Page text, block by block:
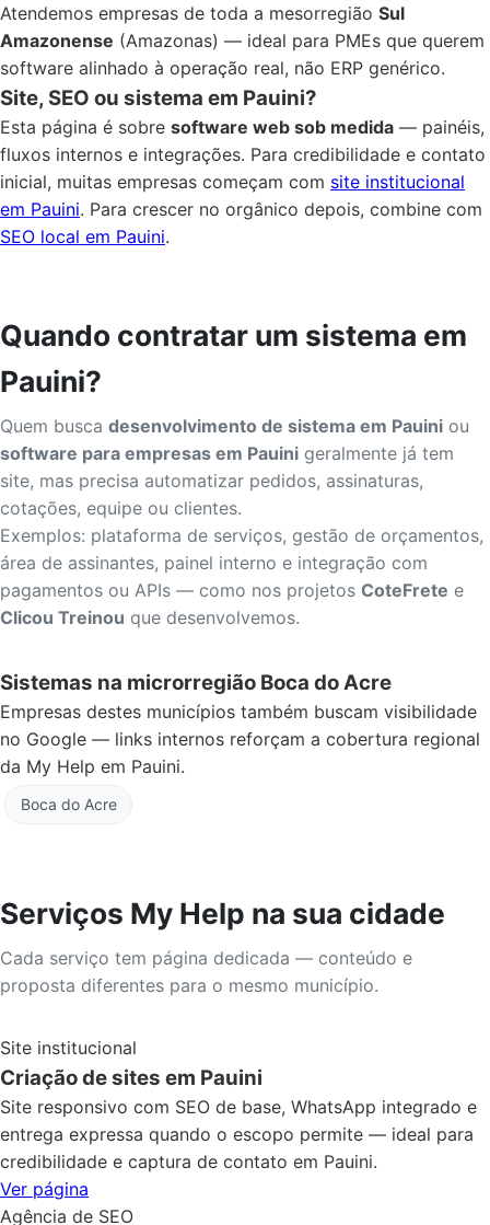
Atendemos empresas de toda a mesorregião Sul
Amazonense (Amazonas) — ideal para PMEs que querem
software alinhado à operação real, não ERP genérico.
Site, SEO ou sistema em Pauini?
Esta página é sobre software web sob medida — painéis,
fluxos internos e integrações. Para credibilidade e contato
inicial, muitas empresas começam com site institucional
em Pauini. Para crescer no orgânico depois, combine com
SEO local em Pauini.
Quando contratar um sistema em
Pauini?
Quem busca desenvolvimento de sistema em Pauini ou
software para empresas em Pauini geralmente já tem
site, mas precisa automatizar pedidos, assinaturas,
cotações, equipe ou clientes.
Exemplos: plataforma de serviços, gestão de orçamentos,
área de assinantes, painel interno e integração com
pagamentos ou APIs — como nos projetos CoteFrete e
Clicou Treinou que desenvolvemos.
Sistemas na microrregião Boca do Acre
Empresas destes municípios também buscam visibilidade
no Google — links internos reforçam a cobertura regional
da My Help em Pauini.
Boca do Acre
Serviços My Help na sua cidade
Cada serviço tem página dedicada — conteúdo e
proposta diferentes para o mesmo município.
Site institucional
Criação de sites em Pauini
Site responsivo com SEO de base, WhatsApp integrado e
entrega expressa quando o escopo permite — ideal para
credibilidade e captura de contato em Pauini.
Ver página
Agência de SEO